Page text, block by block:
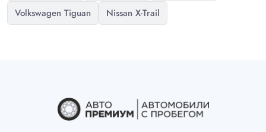
Volkswagen Tiguan
Nissan X-Trail